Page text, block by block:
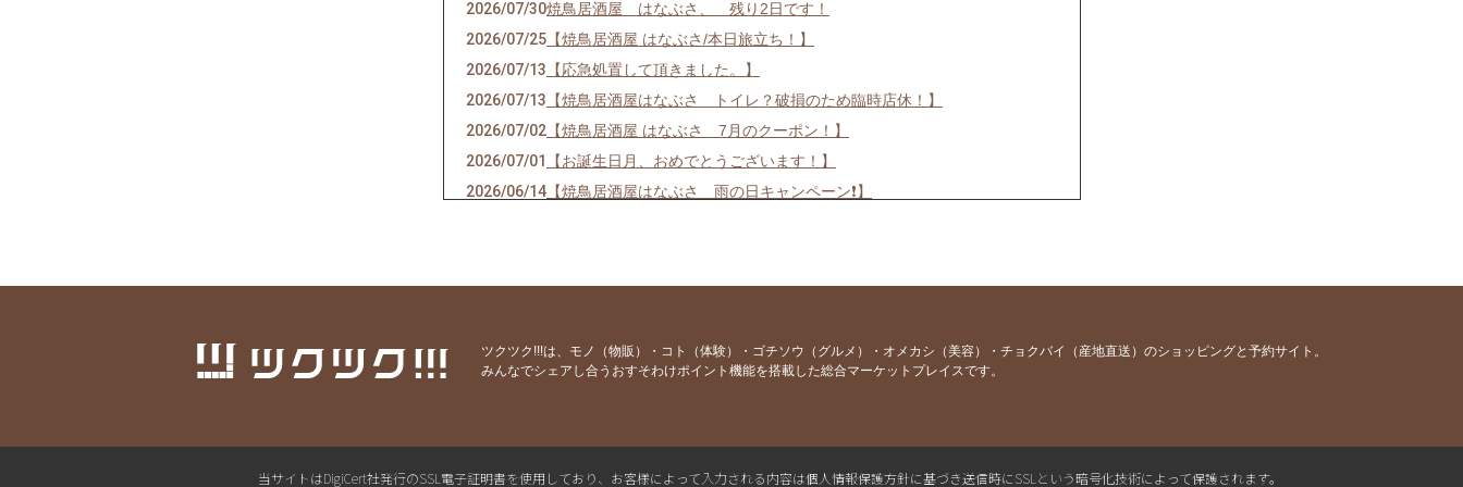
2026/07/30焼鳥居酒屋 はなぶさ、 残り2日です！
2026/07/25 【焼鳥居酒屋 はなぶさ/本日旅立ち！】
2026/07/13 【応急処置して頂きました。】
2026/07/13 【焼鳥居酒屋はなぶさ トイレ？破損のため臨時店休！】
2026/07/02 【焼鳥居酒屋 はなぶさ 7月のクーポン！】
2026/07/01
【お誕生日月、おめでとうございます！】
2026/06/14 【焼鳥居酒屋はなぶさ 雨の日キャンペーン❗️】
2026/06/04【焼鳥居酒屋はなぶさ 11周年祭！！】
2026/06/01 【焼鳥居酒屋 はなぶさ 6月のクーポン！】
2026/05/10【ゲリラ企画！はなぶさ！】
ツクツク!!!は、モノ（物販）・コト（体験）・ゴチソウ（グルメ）・オメカシ（美容）・チョクバイ（産地直送）のショッピングと予約サイト。
みんなでシェアし合うおすそわけポイント機能を搭載した総合マーケットプレイスです。
当サイトはDigiCert社発行のSSL電子証明書を使用しており、お客様によって入力される内容は個人情報保護方針に基づき送信時にSSLという暗号化技術によって保護されます。